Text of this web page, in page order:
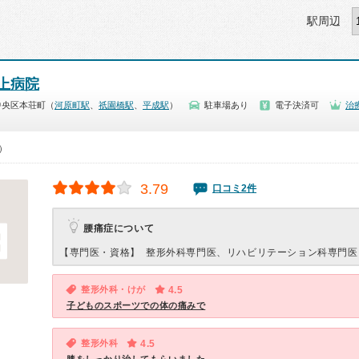
駅周辺
病院
区本荘町（河原町駅 祇園橋駅 平成駅 ） 駐車場あり 電子決済可 治
3.79 口コミ2件
腰痛症について
【専門医・資格】 整形外科専門医、リハビリテーション科専門医
整形外科・けが 4.5
子どものスポーツでの体の痛みで
整形外科 4.5